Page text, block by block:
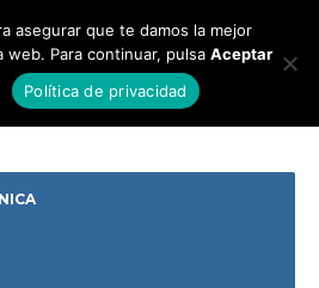
asegurar que te damos la mejor
Para continuar, pulsa Aceptar
Política de privacidad